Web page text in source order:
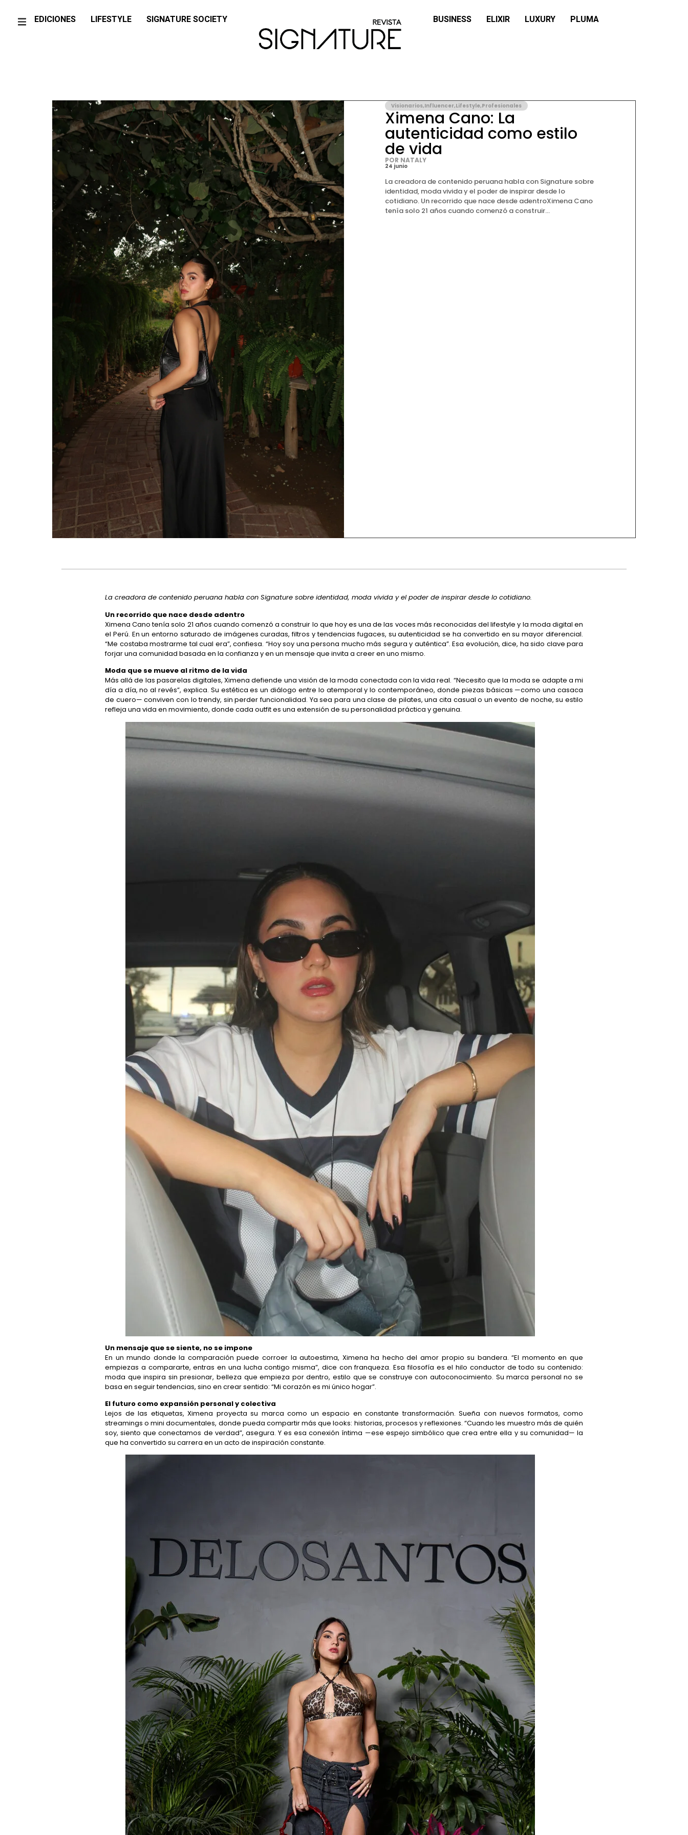
EDICIONES LIFESTYLE SIGNATURE SOCIETY BUSINESS ELIXIR LUXURY PLUMA
Visionarios,Influencer,Lifestyle,Profesionales
Ximena Cano: La
autenticidad como estilo
de vida
POR NATALY
24 junio
La creadora de contenido peruana habla con Signature sobre
identidad, moda vivida y el poder de inspirar desde lo
cotidiano. Un recorrido que nace desde adentroXimena Cano
tenía solo 21 años cuando comenzó a construir...
La creadora de contenido peruana habla con Signature sobre identidad, moda vivida y el poder de inspirar desde lo cotidiano.
Un recorrido que nace desde adentro
Ximena Cano tenía solo 21 años cuando comenzó a construir lo que hoy es una de las voces más reconocidas del lifestyle y la moda digital en
el Perú. En un entorno saturado de imágenes curadas, filtros y tendencias fugaces, su autenticidad se ha convertido en su mayor diferencial.
“Me costaba mostrarme tal cual era”, confiesa. “Hoy soy una persona mucho más segura y auténtica”. Esa evolución, dice, ha sido clave para
forjar una comunidad basada en la confianza y en un mensaje que invita a creer en uno mismo.
Moda que se mueve al ritmo de la vida
Más allá de las pasarelas digitales, Ximena defiende una visión de la moda conectada con la vida real. “Necesito que la moda se adapte a mi
día a día, no al revés”, explica. Su estética es un diálogo entre lo atemporal y lo contemporáneo, donde piezas básicas —como una casaca
de cuero— conviven con lo trendy, sin perder funcionalidad. Ya sea para una clase de pilates, una cita casual o un evento de noche, su estilo
refleja una vida en movimiento, donde cada outfit es una extensión de su personalidad práctica y genuina.
Un mensaje que se siente, no se impone
En un mundo donde la comparación puede corroer la autoestima, Ximena ha hecho del amor propio su bandera. “El momento en que
empiezas a compararte, entras en una lucha contigo misma”, dice con franqueza. Esa filosofía es el hilo conductor de todo su contenido:
moda que inspira sin presionar, belleza que empieza por dentro, estilo que se construye con autoconocimiento. Su marca personal no se
basa en seguir tendencias, sino en crear sentido: “Mi corazón es mi único hogar”.
El futuro como expansión personal y colectiva
Lejos de las etiquetas, Ximena proyecta su marca como un espacio en constante transformación. Sueña con nuevos formatos, como
streamings o mini documentales, donde pueda compartir más que looks: historias, procesos y reflexiones. “Cuando les muestro más de quién
soy, siento que conectamos de verdad”, asegura. Y es esa conexión íntima —ese espejo simbólico que crea entre ella y su comunidad— la
que ha convertido su carrera en un acto de inspiración constante.